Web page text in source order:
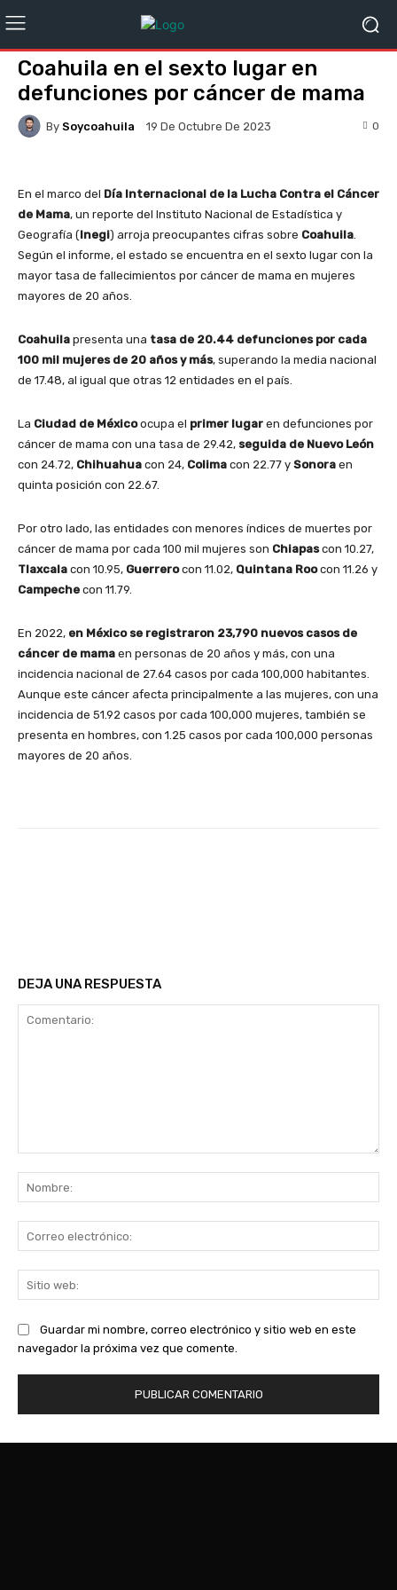
Coahuila en el sexto lugar en
defunciones por cáncer de mama
By Soycoahuila 19 De Octubre De 2023 0
En el marco del Día Internacional de la Lucha Contra el Cáncer
de Mama, un reporte del Instituto Nacional de Estadística y
Geografía (Inegi) arroja preocupantes cifras sobre Coahuila.
Según el informe, el estado se encuentra en el sexto lugar con la
mayor tasa de fallecimientos por cáncer de mama en mujeres
mayores de 20 años.
Coahuila presenta una tasa de 20.44 defunciones por cada
100 mil mujeres de 20 años y más, superando la media nacional
de 17.48, al igual que otras 12 entidades en el país.
La Ciudad de Méxicoocupa el primer lugar en defunciones por
cáncer de mama con una tasa de 29.42, seguida de Nuevo León
con 24.72, Chihuahua con 24, Colima con 22.77 y Sonora en
quinta posición con 22.67.
Por otro lado, las entidades con menores índices de muertes por
cáncer de mama por cada 100 mil mujeres son Chiapascon 10.27,
Tlaxcala con 10.95, Guerrerocon 11.02, Quintana Roocon 11.26 y
Campeche con 11.79.
En 2022, en México se registraron 23,790 nuevos casos de
cáncer de mama en personas de 20 años y más, con una
incidencia nacional de 27.64 casos por cada 100,000 habitantes.
Aunque este cáncer afecta principalmente a las mujeres, con una
incidencia de 51.92 casos por cada 100,000 mujeres, también se
presenta en hombres, con 1.25 casos por cada 100,000 personas
mayores de 20 años.
DEJA UNA RESPUESTA
Guardar mi nombre, correo electrónico y sitio web en este
navegador la próxima vez que comente.